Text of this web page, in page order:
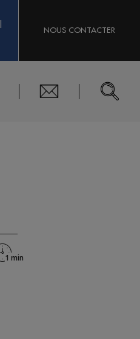
NOUS CONTACTER